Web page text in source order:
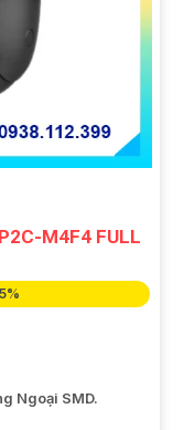
M4F4 FULL
Ngoại SMD.